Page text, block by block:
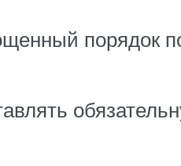
порядок